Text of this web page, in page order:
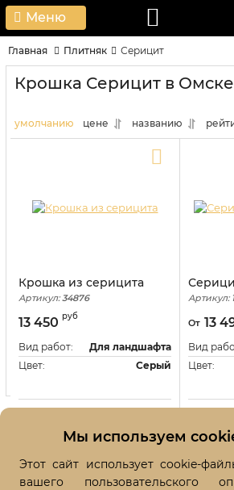
Меню
Главная Плитняк Серицит
Крошка Серицит в Омске
умолчанию цене названию
Крошка из серицита
Артикул: 34876
13 450 руб
Вид работ:
Для ландшафта
Цвет:
Серый
Артикул:
От 13
Вид
Цвет:
Мы используем
Этот сайт использует cookie-
вашего пользовательского